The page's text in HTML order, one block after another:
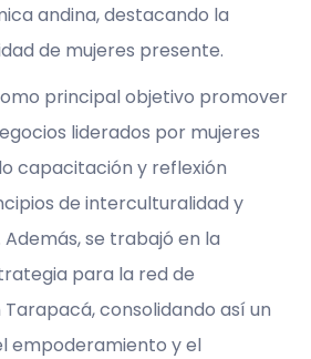
andina, destacando la
de mujeres presente.
principal objetivo promover
liderados por mujeres
capacitación y reflexión
de interculturalidad y
se trabajó en la
para la red de
consolidando así un
empoderamiento y el